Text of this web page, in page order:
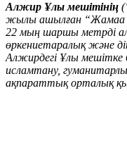
Алжир Ұлы мешітінің
жылы ашылған “Жамаа
22 мың шаршы метрді
өркениетаралық және
Алжирдегі Ұлы мешітке
исламтану,
ақпараттық орталық